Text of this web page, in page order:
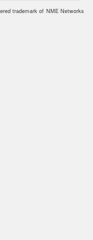
trademark of NME Networks